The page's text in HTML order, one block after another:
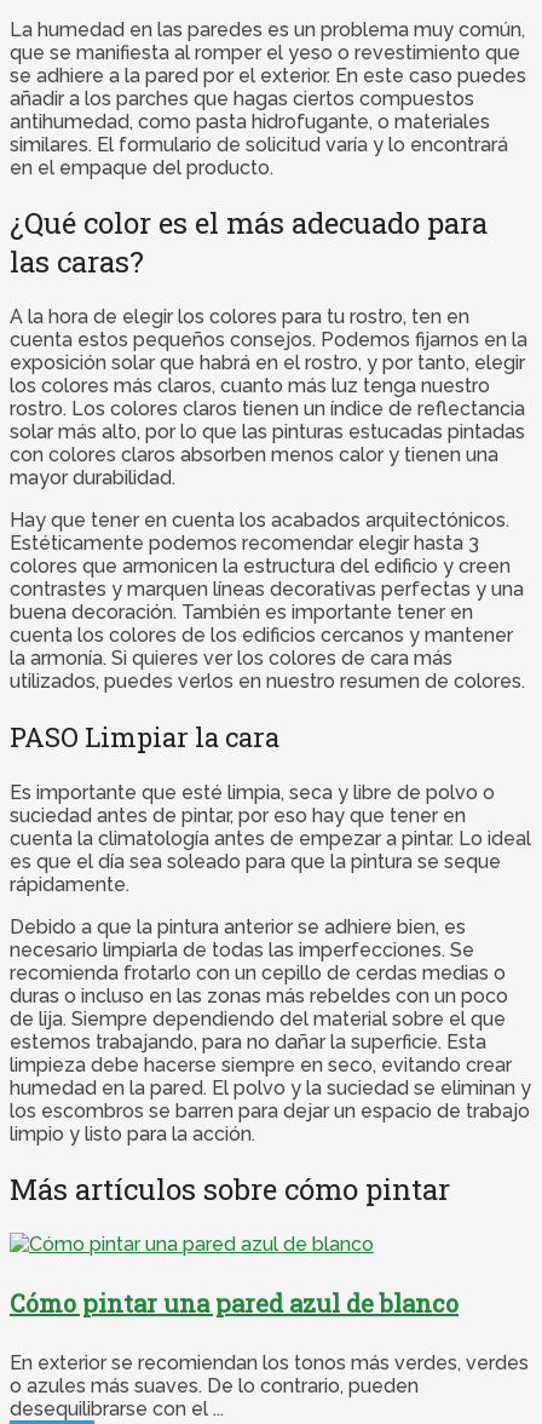
La humedad en las paredes es un problema muy común,
que se manifiesta al romper el yeso o revestimiento que
se adhiere a la pared por el exterior. En este caso puedes
añadir a los parches que hagas ciertos compuestos
antihumedad, como pasta hidrofugante, o materiales
similares. El formulario de solicitud varía y lo encontrará
en el empaque del producto.
¿Qué color es el más adecuado para
las caras?
A la hora de elegir los colores para tu rostro, ten en
cuenta estos pequeños consejos. Podemos fijarnos en la
exposición solar que habrá en el rostro, y por tanto, elegir
los colores más claros, cuanto más luz tenga nuestro
rostro. Los colores claros tienen un índice de reflectancia
solar más alto, por lo que las pinturas estucadas pintadas
con colores claros absorben menos calor y tienen una
mayor durabilidad.
Hay que tener en cuenta los acabados arquitectónicos.
Estéticamente podemos recomendar elegir hasta 3
colores que armonicen la estructura del edificio y creen
contrastes y marquen líneas decorativas perfectas y una
buena decoración. También es importante tener en
cuenta los colores de los edificios cercanos y mantener
la armonía. Si quieres ver los colores de cara más
utilizados, puedes verlos en nuestro resumen de colores.
PASO Limpiar la cara
Es importante que esté limpia, seca y libre de polvo o
suciedad antes de pintar, por eso hay que tener en
cuenta la climatología antes de empezar a pintar. Lo ideal
es que el día sea soleado para que la pintura se seque
rápidamente.
Debido a que la pintura anterior se adhiere bien, es
necesario limpiarla de todas las imperfecciones. Se
recomienda frotarlo con un cepillo de cerdas medias o
duras o incluso en las zonas más rebeldes con un poco
de lija. Siempre dependiendo del material sobre el que
estemos trabajando, para no dañar la superficie. Esta
limpieza debe hacerse siempre en seco, evitando crear
humedad en la pared. El polvo y la suciedad se eliminan y
los escombros se barren para dejar un espacio de trabajo
limpio y listo para la acción.
Más artículos sobre cómo pintar
Cómo pintar una pared azul de blanco
En exterior se recomiendan los tonos más verdes, verdes
o azules más suaves. De lo contrario, pueden
desequilibrarse con el ...